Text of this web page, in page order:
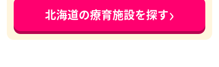
北海道の療育施設を探す›